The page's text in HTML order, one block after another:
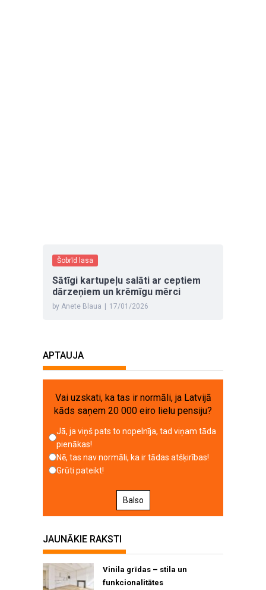
Šobrīd lasa
Sātīgi kartupeļu salāti ar ceptiem
dārzeņiem un krēmīgu mērci
by Anete Blaua | 17/01/2026
APTAUJA
Vai uzskati, ka tas ir normāli, ja Latvijā
kāds saņem 20 000 eiro lielu pensiju?
Jā, ja viņš pats to nopelnīja, tad viņam tāda
pienākas!
Nē, tas nav normāli, ka ir tādas atšķirības!
Grūti pateikt!
Balso
JAUNĀKIE RAKSTI
Vinila grīdas – stila un
funkcionalitātes